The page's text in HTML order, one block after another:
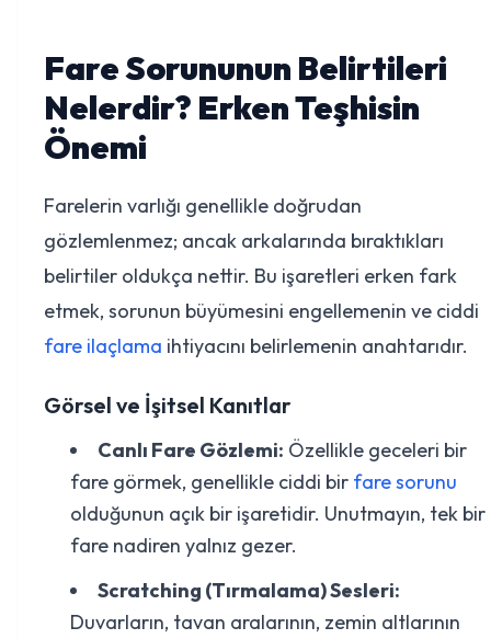
Fare Sorununun Belirtileri
Nelerdir? Erken Teşhisin
Önemi
Farelerin varlığı genellikle doğrudan
gözlemlenmez; ancak arkalarında bıraktıkları
belirtiler oldukça nettir. Bu işaretleri erken fark
etmek, sorunun büyümesini engellemenin ve ciddi
fare ilaçlama ihtiyacını belirlemenin anahtarıdır.
Görsel ve İşitsel Kanıtlar
Canlı Fare Gözlemi: Özellikle geceleri bir
fare görmek, genellikle ciddi bir fare sorunu
olduğunun açık bir işaretidir. Unutmayın, tek bir
fare nadiren yalnız gezer.
Scratching (Tırmalama) Sesleri:
Duvarların, tavan aralarının, zemin altlarının